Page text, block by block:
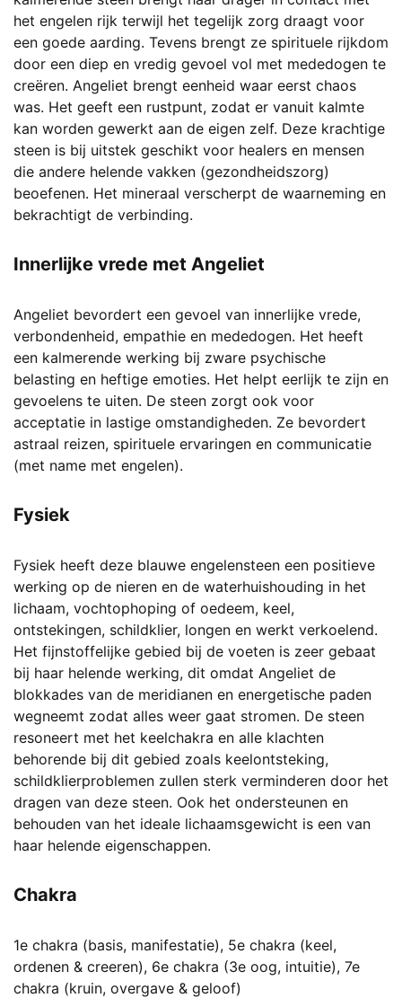
het engelen rijk terwijl het tegelijk zorg draagt voor
een goede aarding. Tevens brengt ze spirituele rijkdom
door een diep en vredig gevoel vol met mededogen te
creëren. Angeliet brengt eenheid waar eerst chaos
was. Het geeft een rustpunt, zodat er vanuit kalmte
kan worden gewerkt aan de eigen zelf. Deze krachtige
steen is bij uitstek geschikt voor healers en mensen
die andere helende vakken (gezondheidszorg)
beoefenen. Het mineraal verscherpt de waarneming en
bekrachtigt de verbinding.
Innerlijke vrede met Angeliet
Angeliet bevordert een gevoel van innerlijke vrede,
verbondenheid, empathie en mededogen. Het heeft
een kalmerende werking bij zware psychische
belasting en heftige emoties. Het helpt eerlijk te zijn en
gevoelens te uiten. De steen zorgt ook voor
acceptatie in lastige omstandigheden. Ze bevordert
astraal reizen, spirituele ervaringen en communicatie
(met name met engelen).
Fysiek
Fysiek heeft deze blauwe engelensteen een positieve
werking op de nieren en de waterhuishouding in het
lichaam, vochtophoping of oedeem, keel,
ontstekingen, schildklier, longen en werkt verkoelend.
Het fijnstoffelijke gebied bij de voeten is zeer gebaat
bij haar helende werking, dit omdat Angeliet de
blokkades van de meridianen en energetische paden
wegneemt zodat alles weer gaat stromen. De steen
resoneert met het keelchakra en alle klachten
behorende bij dit gebied zoals keelontsteking,
schildklierproblemen zullen sterk verminderen door het
dragen van deze steen. Ook het ondersteunen en
behouden van het ideale lichaamsgewicht is een van
haar helende eigenschappen.
Chakra
1e chakra (basis, manifestatie), 5e chakra (keel,
ordenen & creeren), 6e chakra (3e oog, intuitie), 7e
chakra (kruin, overgave & geloof)